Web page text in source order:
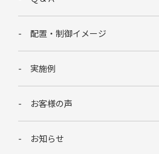
配置・制御イメージ
実施例
お客様の声
お知らせ